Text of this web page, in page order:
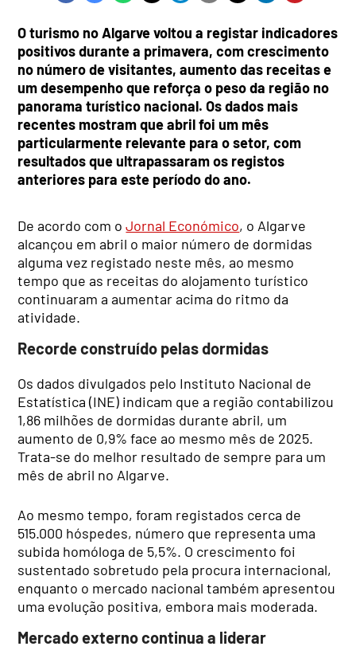
O turismo no Algarve voltou a registar indicadores
positivos durante a primavera, com crescimento
no número de visitantes, aumento das receitas e
um desempenho que reforça o peso da região no
panorama turístico nacional. Os dados mais
recentes mostram que abril foi um mês
particularmente relevante para o setor, com
resultados que ultrapassaram os registos
anteriores para este período do ano.
De acordo com oJornal Económico, o Algarve
alcançou em abril o maior número de dormidas
alguma vez registado neste mês, ao mesmo
tempo que as receitas do alojamento turístico
continuaram a aumentar acima do ritmo da
atividade.
Recorde construído pelas dormidas
Os dados divulgados pelo Instituto Nacional de
Estatística (INE) indicam que a região contabilizou
1,86 milhões de dormidas durante abril, um
aumento de 0,9% face ao mesmo mês de 2025.
Trata-se do melhor resultado de sempre para um
mês de abril no Algarve.
Ao mesmo tempo, foram registados cerca de
515.000 hóspedes, número que representa uma
subida homóloga de 5,5%. O crescimento foi
sustentado sobretudo pela procura internacional,
enquanto o mercado nacional também apresentou
uma evolução positiva, embora mais moderada.
Mercado externo continua a liderar